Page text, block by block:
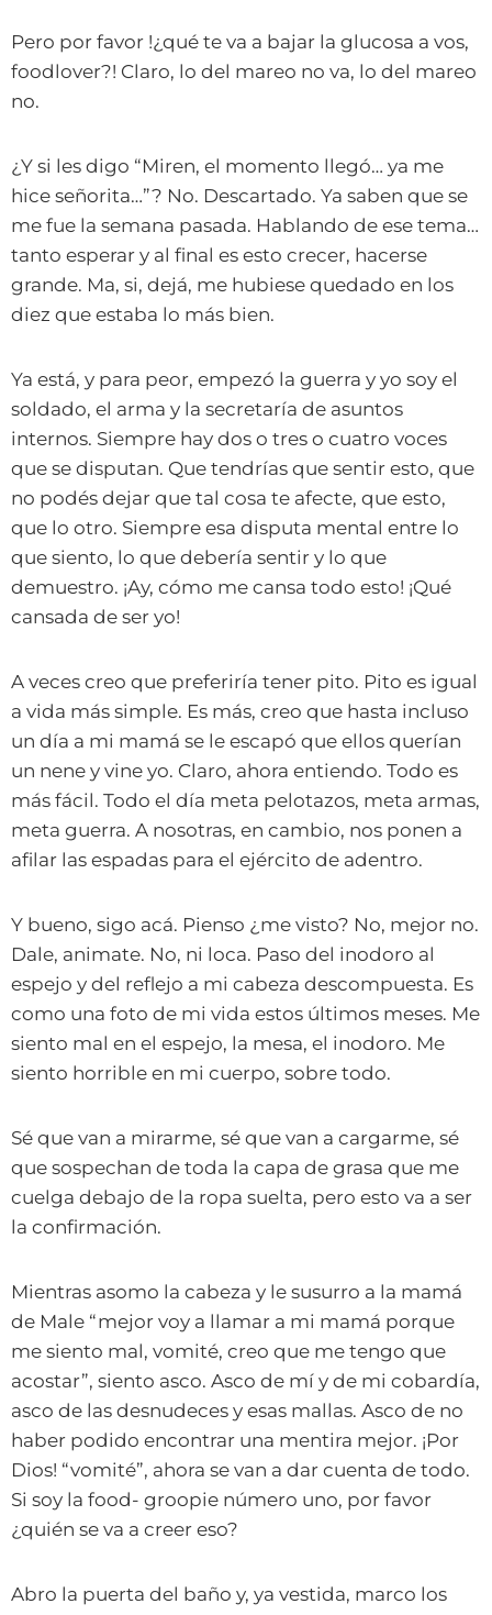
Pero por favor !¿qué te va a bajar la glucosa a vos,
foodlover?! Claro, lo del mareo no va, lo del mareo
no.
¿Y si les digo “Miren, el momento llegó… ya me
hice señorita…”? No. Descartado. Ya saben que se
me fue la semana pasada. Hablando de ese tema…
tanto esperar y al final es esto crecer, hacerse
grande. Ma, si, dejá, me hubiese quedado en los
diez que estaba lo más bien.
Ya está, y para peor, empezó la guerra y yo soy el
soldado, el arma y la secretaría de asuntos
internos. Siempre hay dos o tres o cuatro voces
que se disputan. Que tendrías que sentir esto, que
no podés dejar que tal cosa te afecte, que esto,
que lo otro. Siempre esa disputa mental entre lo
que siento, lo que debería sentir y lo que
demuestro. ¡Ay, cómo me cansa todo esto! ¡Qué
cansada de ser yo!
A veces creo que preferiría tener pito. Pito es igual
a vida más simple. Es más, creo que hasta incluso
un día a mi mamá se le escapó que ellos querían
un nene y vine yo. Claro, ahora entiendo. Todo es
más fácil. Todo el día meta pelotazos, meta armas,
meta guerra. A nosotras, en cambio, nos ponen a
afilar las espadas para el ejército de adentro.
Y bueno, sigo acá. Pienso ¿me visto? No, mejor no.
Dale, animate. No, ni loca. Paso del inodoro al
espejo y del reflejo a mi cabeza descompuesta. Es
como una foto de mi vida estos últimos meses. Me
siento mal en el espejo, la mesa, el inodoro. Me
siento horrible en mi cuerpo, sobre todo.
Sé que van a mirarme, sé que van a cargarme, sé
que sospechan de toda la capa de grasa que me
cuelga debajo de la ropa suelta, pero esto va a ser
la confirmación.
Mientras asomo la cabeza y le susurro a la mamá
de Male “mejor voy a llamar a mi mamá porque
me siento mal, vomité, creo que me tengo que
acostar”, siento asco. Asco de mí y de mi cobardía,
asco de las desnudeces y esas mallas. Asco de no
haber podido encontrar una mentira mejor. ¡Por
Dios! “vomité”, ahora se van a dar cuenta de todo.
Si soy la food- groopie número uno, por favor
¿quién se va a creer eso?
Abro la puerta del baño y, ya vestida, marco los